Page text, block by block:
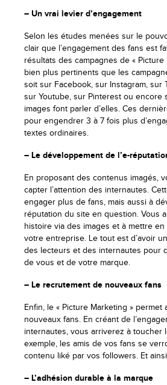
– Un vrai levier d’engagement
Selon les études menées sur le
clair que l’engagement des fans est
résultats des campagnes de « Picture
bien plus pertinents que les
soit sur Facebook, sur Instagram, sur
sur Youtube, sur Pinterest ou encore
images font parler d’elles. Ces
pour engendrer 3 à 7 fois plus
textes ordinaires.
– Le développement de l’e-
En proposant des contenus imagés,
capter l’attention des internautes.
engager plus de fans, mais aussi à
réputation du site en question. Vous
histoire via des images et à mettre
votre entreprise. Le tout est d’avoir
des lecteurs et des internautes pour
de vous et de votre marque.
– Le recrutement de nouveaux fans
Enfin, le « Picture Marketing »
nouveaux fans. En créant de
internautes, vous arriverez à toucher
exemple, les amis de vos fans se
contenu liké par vos followers. Et
– L’adhésion durable à la marque